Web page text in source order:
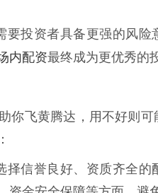
要投资者具备更强的风险
内配资最终成为更优秀的
你飞黄腾达，用不好则
择信誉良好、资质齐全的